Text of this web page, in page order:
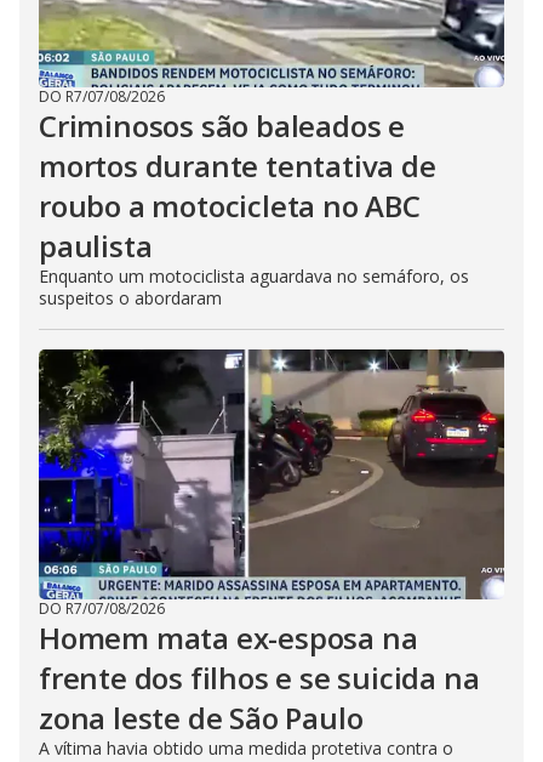
DO R7/07/08/2026
Criminosos são baleados e
mortos durante tentativa de
roubo a motocicleta no ABC
paulista
Enquanto um motociclista aguardava no semáforo, os
suspeitos o abordaram
DO R7/07/08/2026
Homem mata ex-esposa na
frente dos filhos e se suicida na
zona leste de São Paulo
A vítima havia obtido uma medida protetiva contra o